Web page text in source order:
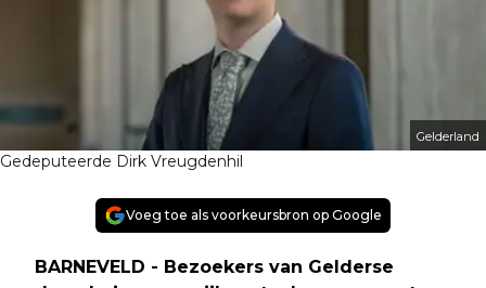
Gelderland
Gedeputeerde Dirk Vreugdenhil
Voeg toe als voorkeursbron op Google
BARNEVELD - Bezoekers van Gelderse